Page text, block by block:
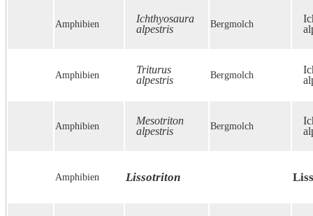
Amphibien
Ichthyosaura
alpestris
Bergmolch
Amphibien
Triturus
alpestris
Bergmolch
Amphibien
Mesotriton
alpestris
Bergmolch
Amphibien Lissotriton